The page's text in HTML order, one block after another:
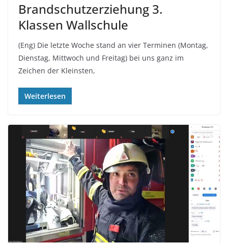
Brandschutzerziehung 3.
Klassen Wallschule
(Eng) Die letzte Woche stand an vier Terminen (Montag,
Dienstag, Mittwoch und Freitag) bei uns ganz im
Zeichen der Kleinsten,
Weiterlesen